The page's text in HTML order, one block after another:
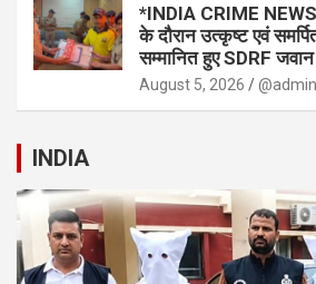
*INDIA CRIME
के दौरान उत्कृष्ट एवं
सम्मानित हुए SDRF
August 5, 2026
INDIA